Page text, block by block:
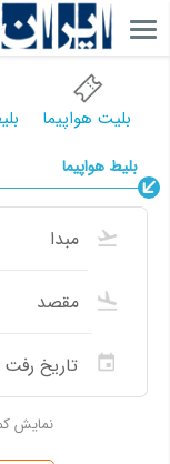
بلیت هواپیما
بلیط هواپیما
نمایش